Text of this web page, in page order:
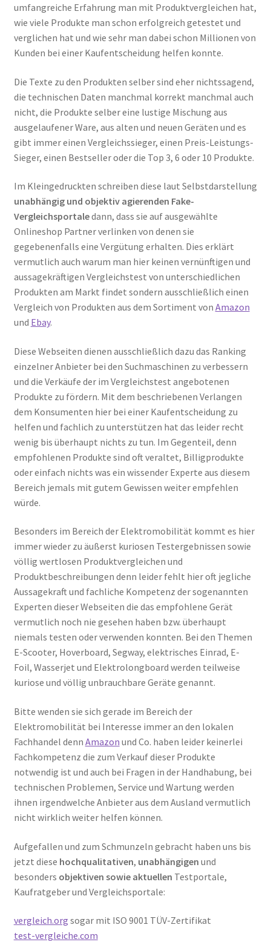
umfangreiche Erfahrung man mit Produktvergleichen hat,
wie viele Produkte man schon erfolgreich getestet und
verglichen hat und wie sehr man dabei schon Millionen von
Kunden bei einer Kaufentscheidung helfen konnte.
Die Texte zu den Produkten selber sind eher nichtssagend,
die technischen Daten manchmal korrekt manchmal auch
nicht, die Produkte selber eine lustige Mischung aus
ausgelaufener Ware, aus alten und neuen Geräten und es
gibt immer einen Vergleichssieger, einen Preis-Leistungs-
Sieger, einen Bestseller oder die Top 3, 6 oder 10 Produkte.
Im Kleingedruckten schreiben diese laut Selbstdarstellung
unabhängig und objektiv agierenden Fake-
Vergleichsportaledann, dass sie auf ausgewählte
Onlineshop Partner verlinken von denen sie
gegebenenfalls eine Vergütung erhalten. Dies erklärt
vermutlich auch warum man hier keinen vernünftigen und
aussagekräftigen Vergleichstest von unterschiedlichen
Produkten am Markt findet sondern ausschließlich einen
Vergleich von Produkten aus dem Sortiment von Amazon
und Ebay.
Diese Webseiten dienen ausschließlich dazu das Ranking
einzelner Anbieter bei den Suchmaschinen zu verbessern
und die Verkäufe der im Vergleichstest angebotenen
Produkte zu fördern. Mit dem beschriebenen Verlangen
dem Konsumenten hier bei einer Kaufentscheidung zu
helfen und fachlich zu unterstützen hat das leider recht
wenig bis überhaupt nichts zu tun. Im Gegenteil, denn
empfohlenen Produkte sind oft veraltet, Billigprodukte
oder einfach nichts was ein wissender Experte aus diesem
Bereich jemals mit gutem Gewissen weiter empfehlen
würde.
Besonders im Bereich der Elektromobilität kommt es hier
immer wieder zu äußerst kuriosen Testergebnissen sowie
völlig wertlosen Produktvergleichen und
Produktbeschreibungen denn leider fehlt hier oft jegliche
Aussagekraft und fachliche Kompetenz der sogenannten
Experten dieser Webseiten die das empfohlene Gerät
vermutlich noch nie gesehen haben bzw. überhaupt
niemals testen oder verwenden konnten. Bei den Themen
E-Scooter, Hoverboard, Segway, elektrisches Einrad, E-
Foil, Wasserjet und Elektrolongboard werden teilweise
kuriose und völlig unbrauchbare Geräte genannt.
Bitte wenden sie sich gerade im Bereich der
Elektromobilität bei Interesse immer an den lokalen
Fachhandel denn Amazon und Co. haben leider keinerlei
Fachkompetenz die zum Verkauf dieser Produkte
notwendig ist und auch bei Fragen in der Handhabung, bei
technischen Problemen, Service und Wartung werden
ihnen irgendwelche Anbieter aus dem Ausland vermutlich
nicht wirklich weiter helfen können.
Aufgefallen und zum Schmunzeln gebracht haben uns bis
jetzt diese hochqualitativen, unabhängigen und
besonders objektiven sowie aktuellen Testportale,
Kaufratgeber und Vergleichsportale:
vergleich.org sogar mit ISO 9001 TÜV-Zertifikat
test-vergleiche.com